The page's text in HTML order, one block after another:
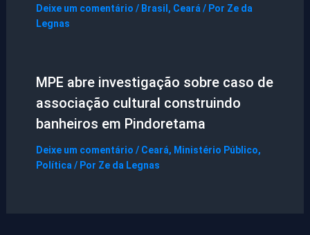
Deixe um comentário / Brasil , Ceará / Por Ze da
Legnas
MPE abre investigação sobre caso de
associação cultural construindo
banheiros em Pindoretama
Deixe um comentário / Ceará, Ministério Público,
Política / Por Ze da Legnas